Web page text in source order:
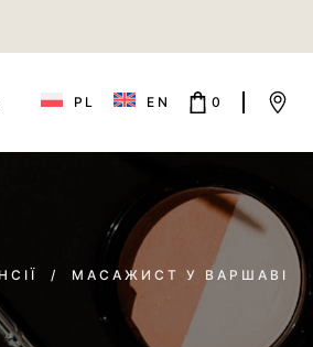
PL EN 0
/ МАСАЖИСТ У ВАРШАВІ